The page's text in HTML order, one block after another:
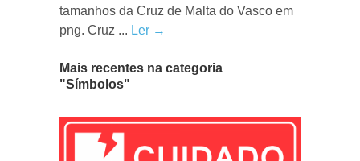
tamanhos da Cruz de Malta do Vasco em
png. Cruz ... Ler →
Mais recentes na categoria
"Símbolos"